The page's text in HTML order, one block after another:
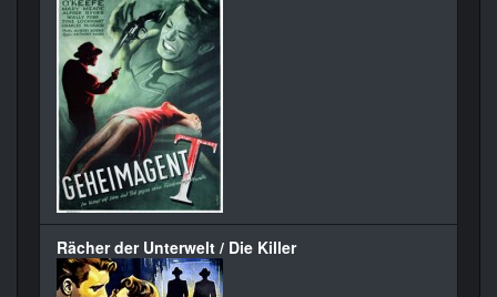
Rächer der Unterwelt / Die Killer